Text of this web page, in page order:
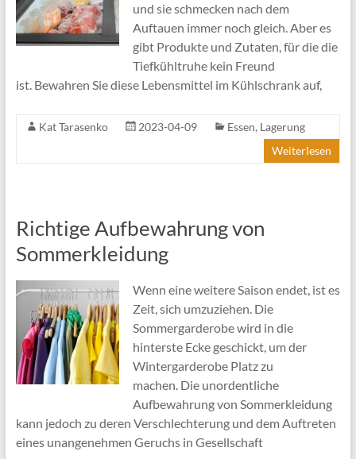
und sie schmecken nach dem
Auftauen immer noch gleich. Aber es
gibt Produkte und Zutaten, für die die
Tiefkühltruhe kein Freund
ist. Bewahren Sie diese Lebensmittel im Kühlschrank auf,
Kat Tarasenko 2023-04-09 Essen, Lagerung
Weiterlesen
Richtige Aufbewahrung von
Sommerkleidung
Wenn eine weitere Saison endet, ist es
Zeit, sich umzuziehen. Die
Sommergarderobe wird in die
hinterste Ecke geschickt, um der
Wintergarderobe Platz zu
machen. Die unordentliche
Aufbewahrung von Sommerkleidung
kann jedoch zu deren Verschlechterung und dem Auftreten
eines unangenehmen Geruchs in Gesellschaft